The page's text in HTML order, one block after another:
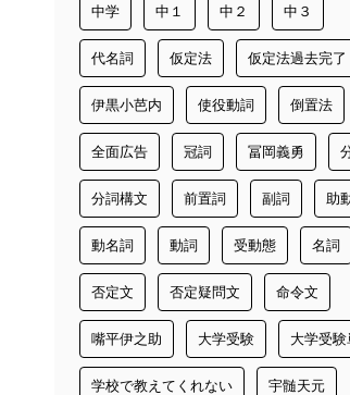
中学 中１ 中２ 中３
代名詞 仮定法 仮定法過去完了
伊黒小芭内 使役動詞 倒置法
全面広告 冠詞 冨岡義勇
分詞構文 前置詞 副詞 助
動名詞 動詞 受動態 名詞
否定文 否定疑問文 命令文
嘴平伊之助 大学受験 大学受
学校で教えてくれない 宇髄天元